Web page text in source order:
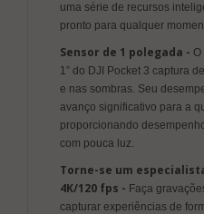
uma série de recursos
pronto para qualquer
Sensor de 1 polegada - O
1” do DJI Pocket 3 captura
e nas sombras. Seu
avanço significativo para a
proporcionando
com pouca luz.
Torne-se um
4K/120 fps - Faça
capturar experiências de